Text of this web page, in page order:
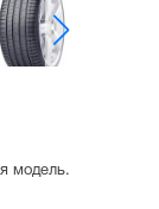
модель.